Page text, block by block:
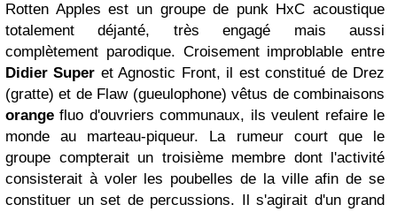
Rotten Apples est un groupe de punk HxC acoustique
totalement déjanté, très engagé mais aussi
complètement parodique. Croisement improblable entre
Didier Super et Agnostic Front, il est constitué de Drez
(gratte) et de Flaw (gueulophone) vêtus de combinaisons
orange fluo d'ouvriers communaux, ils veulent refaire le
monde au marteau-piqueur. La rumeur court que le
groupe compterait un troisième membre dont l'activité
consisterait à voler les poubelles de la ville afin de se
constituer un set de percussions. Il s'agirait d'un grand